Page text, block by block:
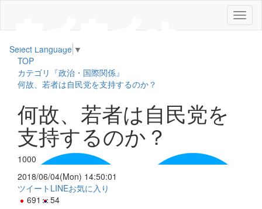
メ
ニ
Select Language ▼
TOP
カテゴリ『政治・国際関係』
何故、若者は自民党を支持するのか？
何故、若者は自民党を
支持するのか？
1000
2018/06/04(Mon) 14:50:01
ツイート LINEお気に入り
691
54